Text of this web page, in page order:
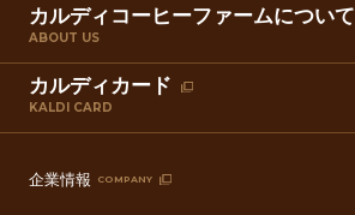
カルディコーヒーファームについて
ABOUT US
カルディカード
KALDI CARD
企業情報 COMPANY